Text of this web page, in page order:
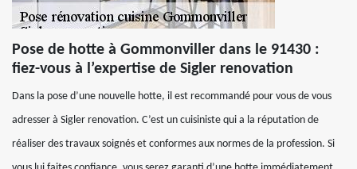
Pose de hotte à Gommonviller dans le 91430 :
fiez-vous à l’expertise de Sigler renovation
Dans la pose d’une nouvelle hotte, il est recommandé pour vous de vous
adresser à Sigler renovation. C’est un cuisiniste qui a la réputation de
réaliser des travaux soignés et conformes aux normes de la profession. Si